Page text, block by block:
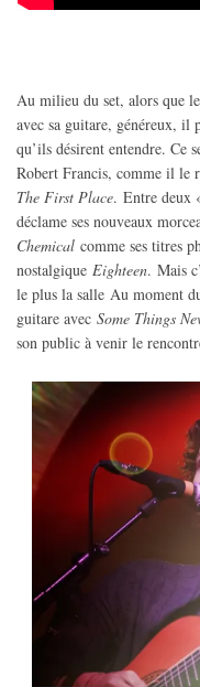
Au milieu du set, alors que
avec sa guitare, généreux, il
qu’ils désirent entendre. Ce
Robert Francis, comme il le
The First Place. Entre deux
déclame ses nouveaux
Chemical comme ses titres
nostalgique Eighteen. Mais
le plus la salle Au moment
guitare avec Some Things
son public à venir le